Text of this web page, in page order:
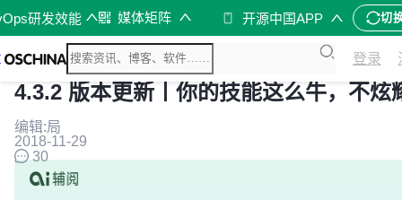
研发效能 媒体矩阵 开源中国APP 切
登录
4.3.2 版本更新丨你的技能这么牛，不炫
编辑:局
2018-11-29
30